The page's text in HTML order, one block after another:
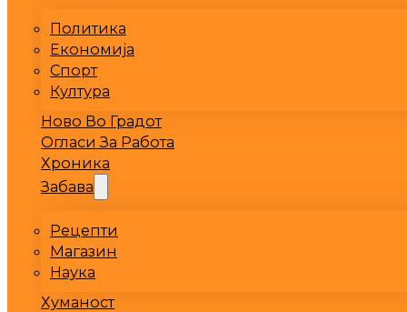
Политика
Економија
Спорт
Култура
Ново Во Градот
Огласи За Работа
Хроника
Забава
Рецепти
Магазин
Наука
Хуманост